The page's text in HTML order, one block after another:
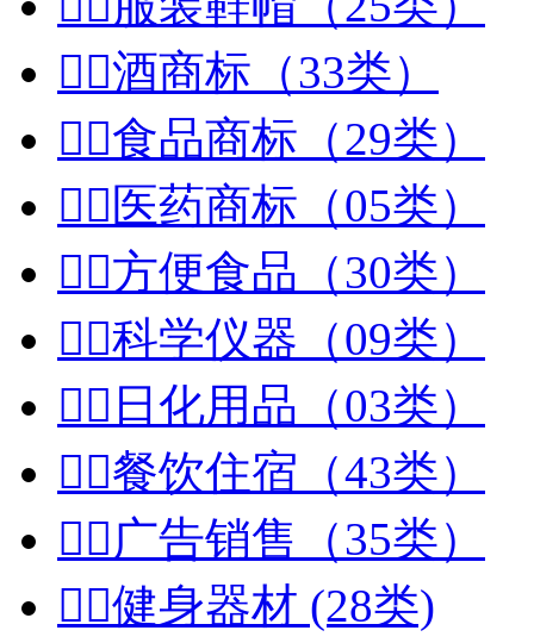
酒商标（33类）
食品商标（29类）
医药商标（05类）
方便食品（30类）
科学仪器（09类）
 日化用品（03类）
餐饮住宿（43类）
广告销售（35类）
健身器材 (28类)